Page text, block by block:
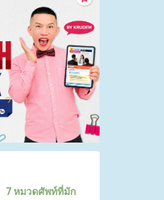
7 หมวดศัพท์ที่มัก